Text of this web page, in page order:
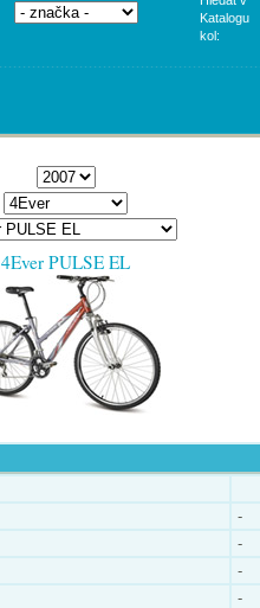
Katalogu
kol:
4Ever PULSE EL
-
-
-
-